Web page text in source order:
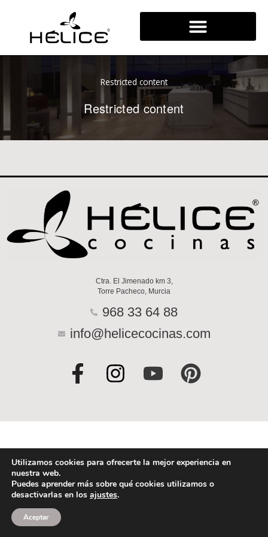
Restricted content
Restricted content
Ctra. El Jimenado km 3,
Torre Pacheco, Murcia
968 33 64 88
info@helicecocinas.com
F
a
e
b
o
o
k
I
n
t
a
g
r
a
Y
o
t
u
b
e
P
i
t
e
r
e
Utilizamos cookies para ofrecerte la mejor experiencia en
nuestra web.
Puedes aprender más sobre qué cookies utilizamos o
desactivarlas en los ajustes.
Aceptar